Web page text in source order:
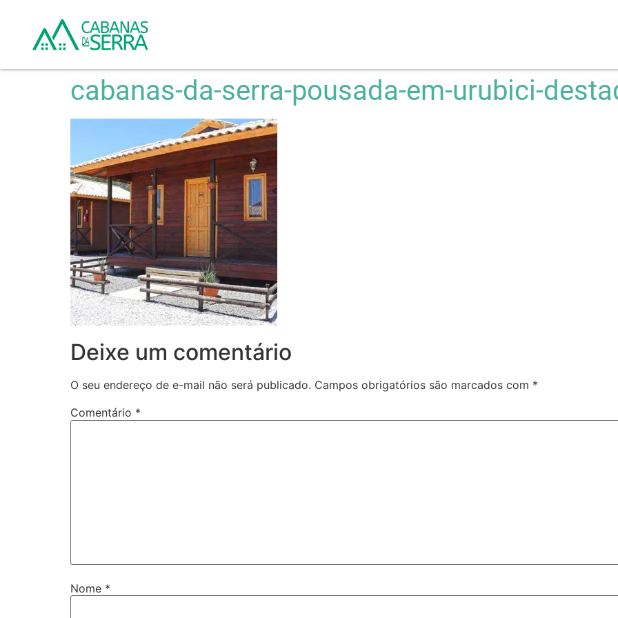
cabanas-da-serra-pousada-em-urubici-
Deixe um comentário
O seu endereço de e-mail não será publicado. Campos obrigatórios são marcados com *
Comentário *
Nome *